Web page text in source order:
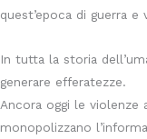
quest’epoca di guerra
In tutta la storia
generare efferatezze.
Ancora oggi le violenze
monopolizzano